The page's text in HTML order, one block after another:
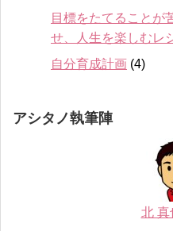
目標をたてることが
せ、人生を楽しむレ
自分育成計画 (4)
アシタノ執筆陣
北 真